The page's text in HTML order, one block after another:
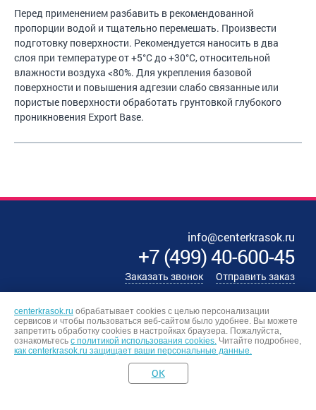
Перед применением разбавить в рекомендованной
пропорции водой и тщательно перемешать. Произвести
подготовку поверхности. Рекомендуется наносить в два
слоя при температуре от +5°C до +30°С, относительной
влажности воздуха <80%. Для укрепления базовой
поверхности и повышения адгезии слабо связанные или
пористые поверхности обработать грунтовкой глубокого
проникновения Export Base.
info@centerkrasok.ru
+7(499)40-600-45
Заказать звонок Отправить заказ
centerkrasok.ru обрабатывает cookies с целью персонализации
сервисов и чтобы пользоваться веб-сайтом было удобнее. Вы можете
запретить обработку сookies в настройках браузера. Пожалуйста,
ознакомьтесь с политикой использования cookies. Читайте подробнее,
как centerkrasok.ru защищает ваши персональные данные.
OK